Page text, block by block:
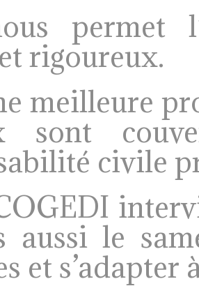
permet
rigoureux.
meilleure
sont
civile
aussi le
et